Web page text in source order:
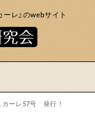
レ』のwebサイト
カーレ57号 発行！